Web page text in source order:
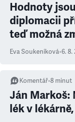
Hodnoty
diplomacii
teď možná
Eva Soukeníková•6. 8.
Komentář•8 minut
Ján Markoš:
lék v